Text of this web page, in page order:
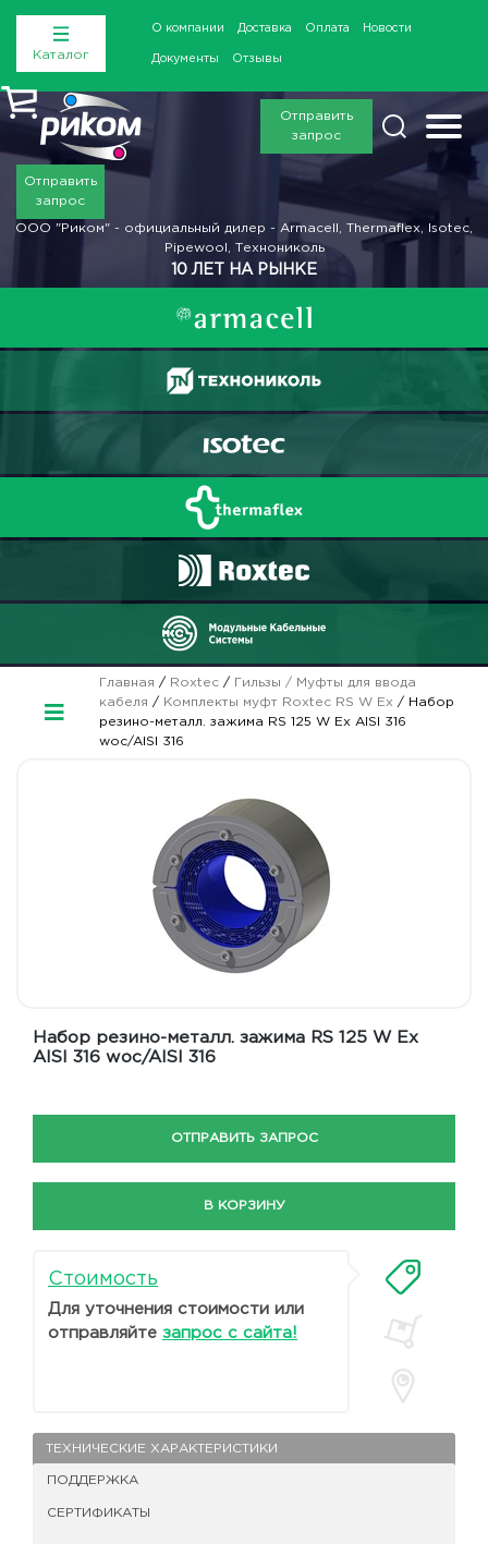
Каталог
О компании Доставка Оплата Новости
Документы Отзывы
Отправить
запрос
Отправить
запрос
ООО "Риком" - официальный дилер - Armacell, Thermaflex, Isotec,
Pipewool, Технониколь
10 ЛЕТ НА РЫНКЕ
Главная / Roxtec/ Гильзы / Муфты для ввода
кабеля / Комплекты муфт Roxtec RS W Ex / Набор
резино-металл. зажима RS 125 W Ex AISI 316
woc/AISI 316
Набор резино-металл. зажима RS 125 W Ex
AISI 316 woc/AISI 316
ОТПРАВИТЬ ЗАПРОС
В КОРЗИНУ
Стоимость
Для уточнения стоимости или
отправляйте запрос с сайта!
ТЕХНИЧЕСКИЕ ХАРАКТЕРИСТИКИ
ПОДДЕРЖКА
СЕРТИФИКАТЫ